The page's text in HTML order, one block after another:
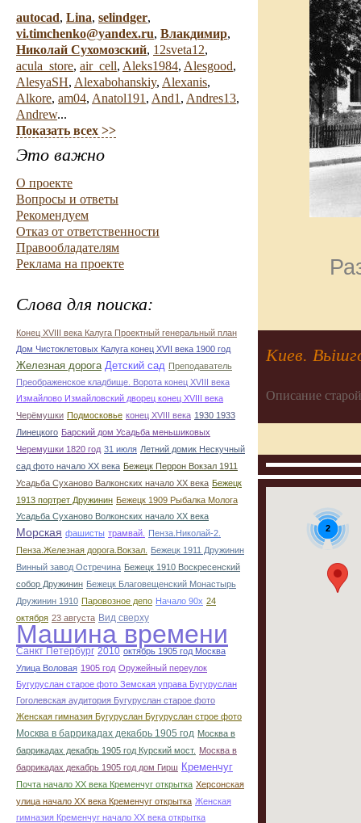
autocad, Lina, selindger,
vi.timchenko@yandex.ru, Влакдимир,
Николай Сухомозский, 12sveta12,
acula_store, air_cell, Aleks1984, Alesgood,
AlesyaSH, Alexabohanskiy, Alexanis,
Alkore, am04, Anatol191 , And1 , Andres13,
Andrew...
Показать всех >>
Это важно
О проекте
Вопросы и ответы
Рекомендуем
Отказ от ответственности
Правообладателям
Реклама на проекте
Слова для поиска:
Конец XVIII века Калуга Проектный генеральный план
Дом Чистоклетовых Калуга конец ХVII века 1900 год
Железная дорога Детский сад Преподаватель
Преображенское кладбище. Ворота конец ХVIII века
Измайлово Измайловский дворец конец ХVIII века
Черёмушки Подмосковье конец ХVIII века 1930 1933
Линецкого Барский дом Усадьба меньшиковых
Черемушки 1820 год 31 июля Летний домик Нескучный
сад фото начало ХХ века Бежецк Перрон Вокзал 1911
Усадьба Суханово Валконских начало ХХ века Бежецк
1913 портрет Дружинин Бежецк 1909 Рыбалка Молога
Усадьба Суханово Волконских начало ХХ века
Морская фашисты трамвай.
Пенза.Николай-2.
Пенза.Железная дорога.Вокзал.
Бежецк 1911 Дружинин
Винный завод Остречина Бежецк 1910 Воскресенский
собор Дружинин Бежецк Благовещенский Монастырь
Дружинин 1910 Паровозное депо Начало 90х 24
октября 23 августа Вид сверху
Машина времени
Санкт Петербург 2010 октябрь 1905 год Москва
Улица Воловая 1905 год Оружейный переулок
Бугуруслан старое фото Земская управа Бугуруслан
Гоголевская аудитория Бугуруслан старое фото
Женская гимназия Бугуруслан Бугуруслан строе фото
Москва в баррикадах декабрь 1905 год Москва в
баррикадах декабрь 1905 год Курский мост. Москва в
баррикадах декабрь 1905 год дом Гирш Кременчуг
Почта начало ХХ века Кременчуг открытка Херсонская
улица начало ХХ века Кременчуг открытка Женская
гимназия Кременчуг начало ХХ века открытка
Киев.
Описание
2